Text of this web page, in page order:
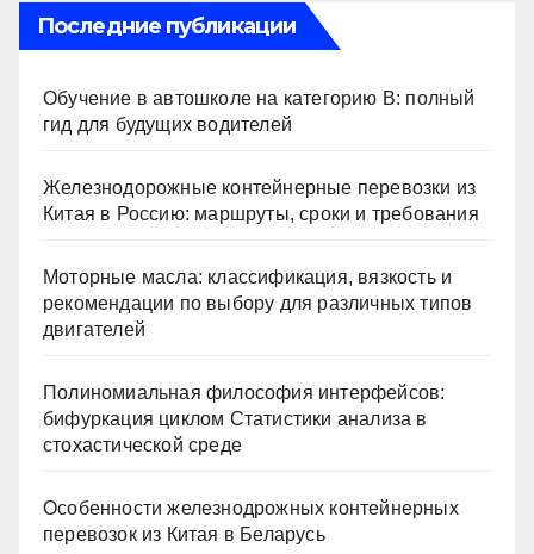
Последние публикации
Обучение в автошколе на категорию В: полный
гид для будущих водителей
Железнодорожные контейнерные перевозки из
Китая в Россию: маршруты, сроки и требования
Моторные масла: классификация, вязкость и
рекомендации по выбору для различных типов
двигателей
Полиномиальная философия интерфейсов:
бифуркация циклом Статистики анализа в
стохастической среде
Особенности железнодрожных контейнерных
перевозок из Китая в Беларусь